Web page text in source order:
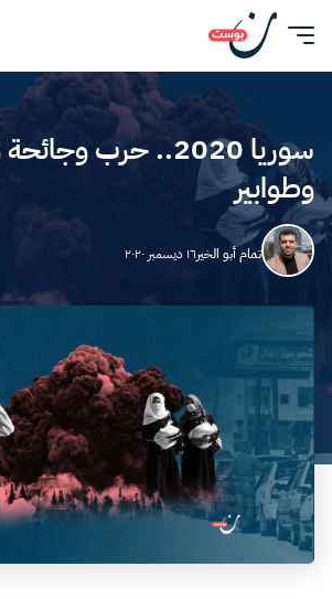
سوريا 2020.. حرب
وطوابير
تمام أبو الخير١٦ ديسمبر ٢٠٢٠